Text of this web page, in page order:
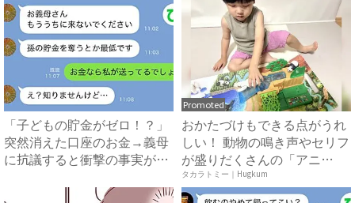
「子どもの貯金がゼロ！？」
突然消えた口座のお金→義母
に抗議すると衝撃の事実が判
Promoted
おかたづけもできる点がうれ
しい！ 動物の鳴き声やセリフ
が盛りだくさんの「アニ
ア ...
タカラトミー｜Hugkum